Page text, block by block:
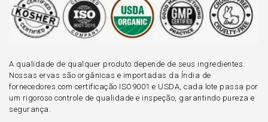
A qualidade de qualquer produto depende de seus ingredientes.
Nossas ervas são orgânicas e importadas da Índia de
fornecedores com certificação ISO9001 e USDA, cada lote passa por
um rigoroso controle de qualidade e inspeção, garantindo pureza e
segurança.